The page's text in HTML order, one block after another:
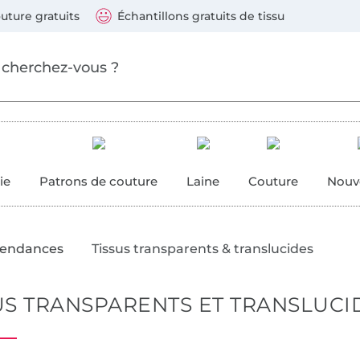
gratuits Échantillons gratuits de tissu
Patrons de couture Laine Couture
Tissus transparents & translucides
TRANSPARENTS ET
suivants : Visa, Mastercard, Carte bleue, PayPal,